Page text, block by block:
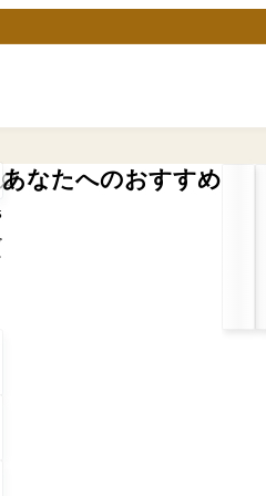
あなたへのおすすめ